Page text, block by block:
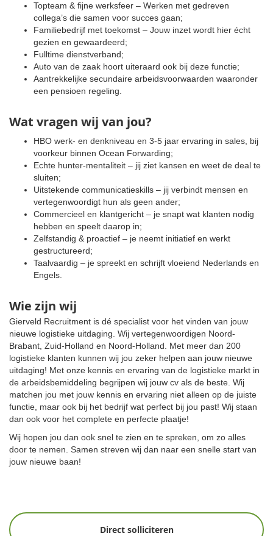
Topteam & fijne werksfeer – Werken met gedreven
collega’s die samen voor succes gaan;
Familiebedrijf met toekomst – Jouw inzet wordt hier écht
gezien en gewaardeerd;
Fulltime dienstverband;
Auto van de zaak hoort uiteraard ook bij deze functie;
Aantrekkelijke secundaire arbeidsvoorwaarden waaronder
een pensioen regeling.
Wat vragen wij van jou?
HBO werk- en denkniveau en 3-5 jaar ervaring in sales, bij
voorkeur binnen Ocean Forwarding;
Echte hunter-mentaliteit – jij ziet kansen en weet de deal te
sluiten;
Uitstekende communicatieskills – jij verbindt mensen en
vertegenwoordigt hun als geen ander;
Commercieel en klantgericht – je snapt wat klanten nodig
hebben en speelt daarop in;
Zelfstandig & proactief – je neemt initiatief en werkt
gestructureerd;
Taalvaardig – je spreekt en schrijft vloeiend Nederlands en
Engels.
Wie zijn wij
Gierveld Recruitment is dé specialist voor het vinden van jouw
nieuwe logistieke uitdaging. Wij vertegenwoordigen Noord-
Brabant, Zuid-Holland en Noord-Holland. Met meer dan 200
logistieke klanten kunnen wij jou zeker helpen aan jouw nieuwe
uitdaging! Met onze kennis en ervaring van de logistieke markt in
de arbeidsbemiddeling begrijpen wij jouw cv als de beste. Wij
matchen jou met jouw kennis en ervaring niet alleen op de juiste
functie, maar ook bij het bedrijf wat perfect bij jou past! Wij staan
dan ook voor het complete en perfecte plaatje!
Wij hopen jou dan ook snel te zien en te spreken, om zo alles
door te nemen. Samen streven wij dan naar een snelle start van
jouw nieuwe baan!
Direct solliciteren